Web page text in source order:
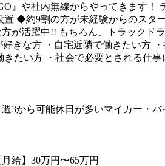
』や社内無線からやってきます
置 ◆約9割の方が未経験からのスタ
が活躍中!! もちろん、トラック
きな方 ・自宅近隣で働きたい方
たい方 ・社会で必要とされる仕事
週3から可能休日が多いマイカー・バ
給】30万円〜65万円